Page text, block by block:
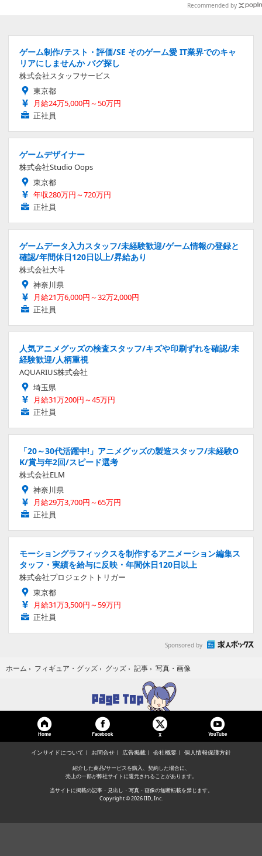
Recommended by
ゲーム制作/テスト・評価/SE そのゲーム愛 IT業界でのキャ
リアにしませんか バグ探し
株式会社スタッフサービス
東京都
月給24万5,000円～50万円
正社員
ゲームデザイナー
株式会社Studio Oops
東京都
年収280万円～720万円
正社員
ゲームデータ入力スタッフ/未経験歓迎/ゲーム情報の登録と
確認/年間休日120日以上/昇給あり
株式会社大斗
神奈川県
月給21万6,000円～32万2,000円
正社員
人気アニメグッズの検査スタッフ/キズや印刷ずれを確認/未
経験歓迎/人柄重視
AQUARIUS株式会社
埼玉県
月給31万200円～45万円
正社員
「20～30代活躍中!」アニメグッズの製造スタッフ/未経験O
K/賞与年2回/スピード選考
株式会社ELM
神奈川県
月給29万3,700円～65万円
正社員
モーショングラフィックスを制作するアニメーション編集ス
タッフ・実績を給与に反映・年間休日120日以上
株式会社プロジェクトトリガー
東京都
月給31万3,500円～59万円
正社員
Sponsored by
ホーム › フィギュア・グッズ › グッズ › 記事 › 写真・画像
Home Facebook X YouTube
インサイドについて お問合せ 広告掲載 会社概要 個人情報保護方針
紹介した商品/サービスを購入、契約した場合に、
売上の一部が弊社サイトに還元されることがあります。
当サイトに掲載の記事・見出し・写真・画像の無断転載を禁じます。
Copyright © 2026 IID, Inc.